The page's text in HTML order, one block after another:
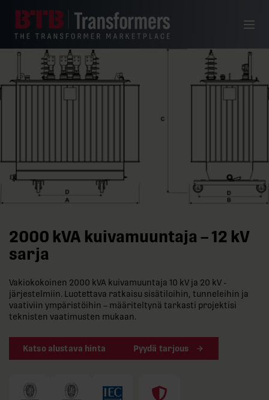
Valikko
2000 kVA kuivamuuntaja – 12 kV
sarja
Vakiokokoinen 2000 kVA kuivamuuntaja 10 kV ja 20 kV -
järjestelmiin. Luotettava ratkaisu sisätiloihin, tunneleihin ja
vaativiin ympäristöihin – määriteltynä tarkasti projektisi
teknisten vaatimusten mukaan.
Katso alustava hinta Pyydä tarjous